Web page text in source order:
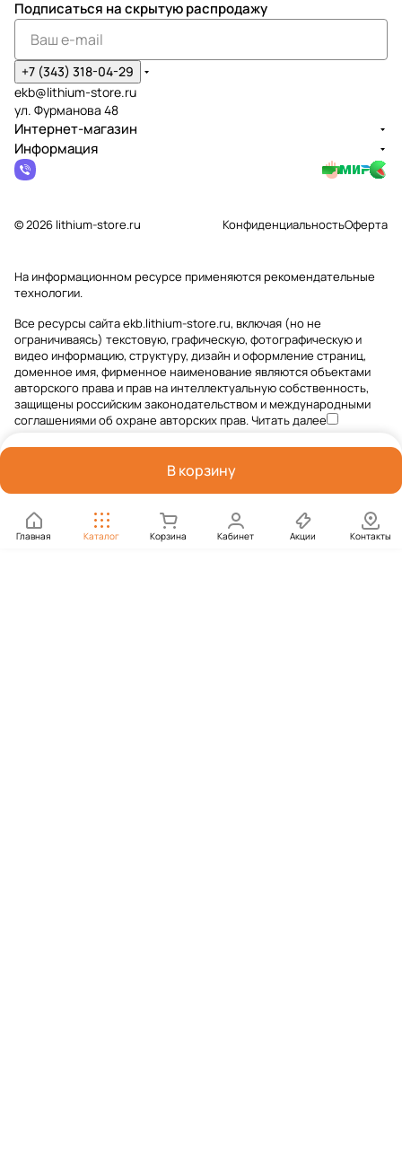
В корзину
Главная Каталог Корзина Кабинет Акции Контакты
Подписаться на скрытую распродажу
+7 (343) 318-04-29
ekb@lithium-store.ru
ул. Фурманова 48
Интернет-магазин
Информация
© 2026 lithium-store.ru КонфиденциальностьОферта
На информационном ресурсе применяютсярекомендательные
технологии.
Все ресурсы сайта ekb.lithium-store.ru, включая (но не
ограничиваясь) текстовую, графическую, фотографическую и
видео информацию, структуру, дизайн и оформление страниц,
доменное имя, фирменное наименование являются объектами
авторского права и прав на интеллектуальную собственность,
защищены российским законодательством и международными
соглашениями об охране авторских прав.Читать далее